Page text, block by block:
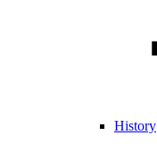
History